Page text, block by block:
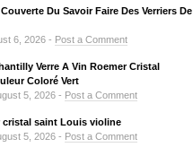
Du Savoir Faire Des Verriers De
6, 2026 - Post a Comment
Verre A Vin Roemer Cristal
Coloré Vert
5, 2026 - Post a Comment
cristal saint Louis violine
5, 2026 - Post a Comment